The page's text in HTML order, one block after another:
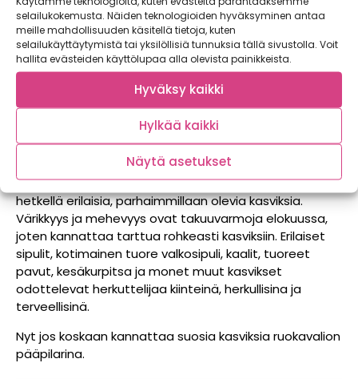
selailukokemusta. Näiden teknologioiden hyväksyminen antaa
meille mahdollisuuden käsitellä tietoja, kuten
selailukäyttäytymistä tai yksilöllisiä tunnuksia tällä sivustolla. Voit
hallita evästeiden käyttölupaa alla olevista painikkeista.
Hyväksy kaikki
Hylkää kaikki
Näytä asetukset
Nauti kasviksista juuri nyt
Kaupan hevi-osastot suorastaan pursuavat tällä
hetkellä erilaisia, parhaimmillaan olevia kasviksia.
Värikkyys ja mehevyys ovat takuuvarmoja elokuussa,
joten kannattaa tarttua rohkeasti kasviksiin. Erilaiset
sipulit, kotimainen tuore valkosipuli, kaalit, tuoreet
pavut, kesäkurpitsa ja monet muut kasvikset
odottelevat herkuttelijaa kiinteinä, herkullisina ja
terveellisinä.
Nyt jos koskaan kannattaa suosia kasviksia ruokavalion
pääpilarina.